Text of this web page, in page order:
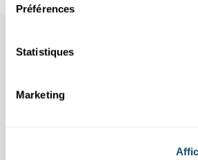
Préférences
Statistiques
Marketing
Aussi dans cette